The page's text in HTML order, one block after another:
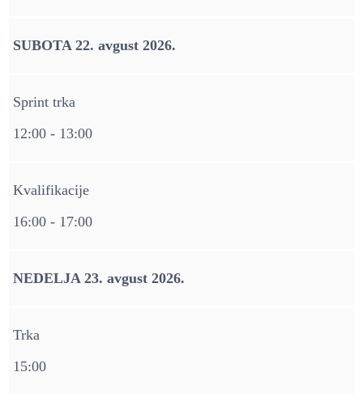
SUBOTA 22. avgust 2026.
Sprint trka
12:00 - 13:00
Kvalifikacije
16:00 - 17:00
NEDELJA 23. avgust 2026.
Trka
15:00